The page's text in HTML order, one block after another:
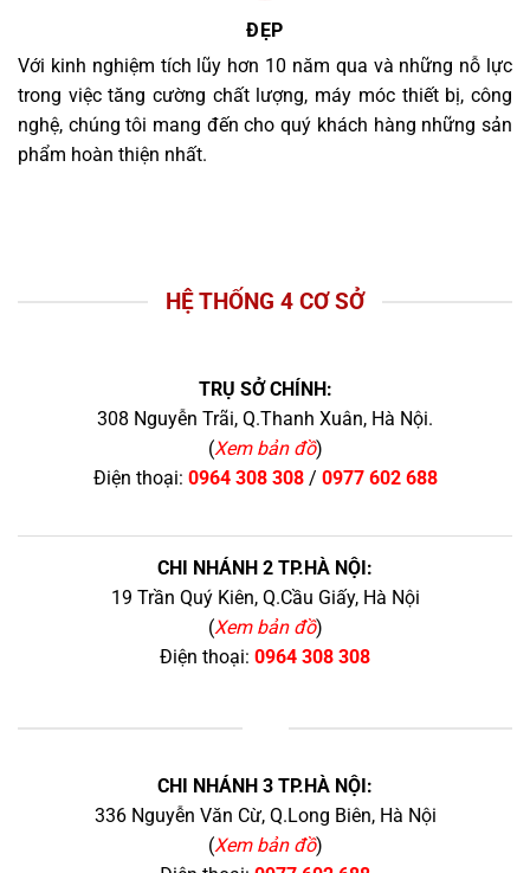
ĐẸP
Với kinh nghiệm tích lũy hơn 10 năm qua và những nỗ lực
trong việc tăng cường chất lượng, máy móc thiết bị, công
nghệ, chúng tôi mang đến cho quý khách hàng những sản
phẩm hoàn thiện nhất.
HỆ THỐNG 4 CƠ SỞ
TRỤ SỞ CHÍNH:
308 Nguyễn Trãi, Q.Thanh Xuân, Hà Nội.
(Xem bản đồ)
Điện thoại: 0964 308 308/ 0977 602 688
CHI NHÁNH 2 TP.HÀ NỘI:
19 Trần Quý Kiên, Q.Cầu Giấy, Hà Nội
(Xem bản đồ)
Điện thoại: 0964 308 308
CHI NHÁNH 3 TP.HÀ NỘI:
336 Nguyễn Văn Cừ, Q.Long Biên, Hà Nội
(Xem bản đồ)